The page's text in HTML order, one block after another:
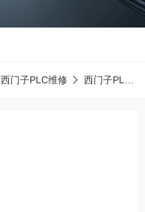
西门子PLC维修 西门子PLC1516维修